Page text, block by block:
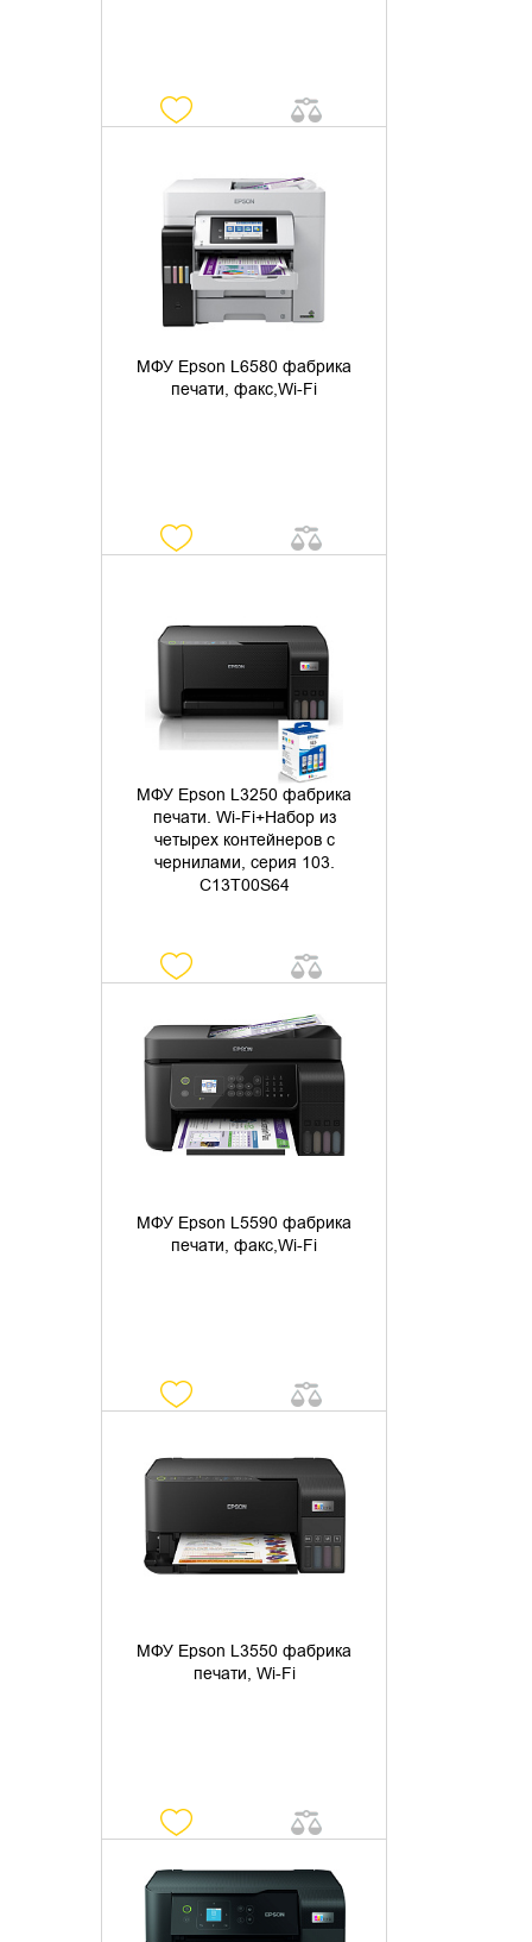
МФУ Epson L6580 фабрика
печати, факс,Wi-Fi
УТОЧНИТЬ НАЛИЧИЕ
МФУ Epson L3250 фабрика
печати. Wi-Fi+Набор из
четырех контейнеров с
чернилами, серия 103.
C13T00S64
УТОЧНИТЬ НАЛИЧИЕ
МФУ Epson L5590 фабрика
печати, факс,Wi-Fi
УТОЧНИТЬ НАЛИЧИЕ
МФУ Epson L3550 фабрика
печати, Wi-Fi
УТОЧНИТЬ НАЛИЧИЕ
УТОЧНИТЬ НАЛИЧИЕ